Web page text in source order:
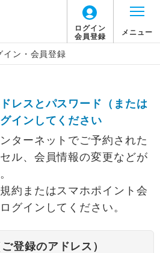
ログイン
会員登録
メニュー
イン・会員登録
レスとパスワード（または
インしてください
ターネットでご予約された
ル、会員情報の変更などが
約またはスマホポイント会
グインしてください。
登録のアドレス）